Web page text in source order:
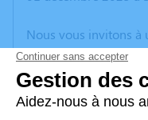
Nous vous invitons à
vos condoléances,
anecdote ou exprimer
poèmes ou des
d'expression dédié à